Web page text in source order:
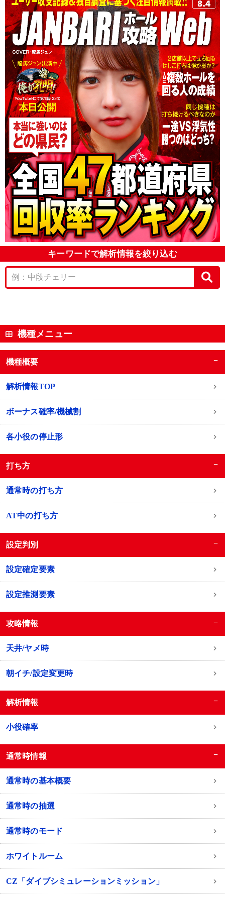
キーワードで解析情報を絞り込む
機種メニュー
機種概要 −
解析情報TOP
ボーナス確率/機械割
各小役の停止形
打ち方 −
通常時の打ち方
AT中の打ち方
設定判別 −
設定確定要素
設定推測要素
攻略情報 −
天井/ヤメ時
朝イチ/設定変更時
解析情報 −
小役確率
通常時情報 −
通常時の基本概要
通常時の抽選
通常時のモード
ホワイトルーム
CZ「ダイブシミュレーションミッション」